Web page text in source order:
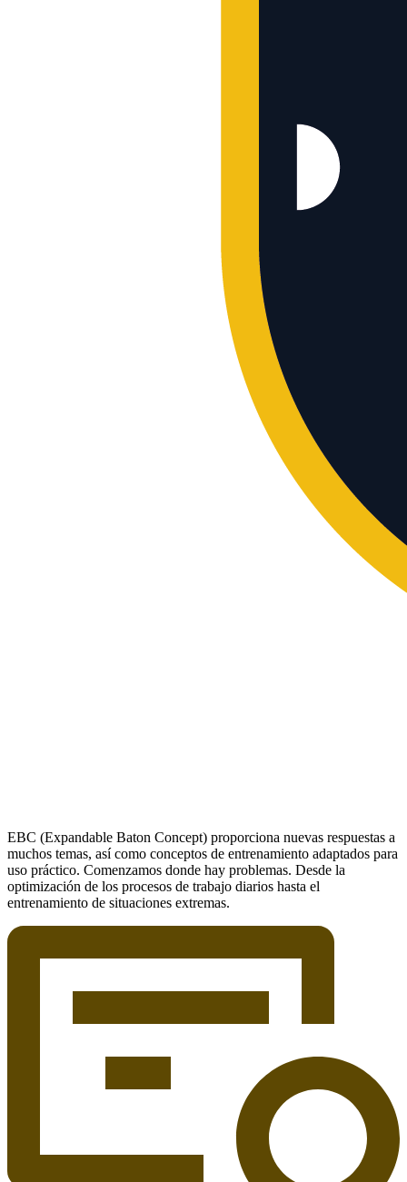
EBC (Expandable Baton Concept) proporciona nuevas respuestas a
muchos temas, así como conceptos de entrenamiento adaptados para
uso práctico. Comenzamos donde hay problemas. Desde la
optimización de los procesos de trabajo diarios hasta el
entrenamiento de situaciones extremas.